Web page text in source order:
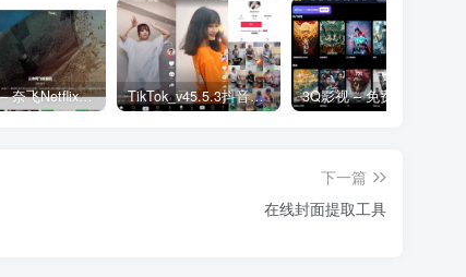
网飞猫 – 奈飞Netflix免费看 TikTok_v45.5.3抖音国际版_免拔卡解锁全球版
下一篇
在线封面提取工具